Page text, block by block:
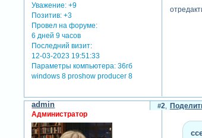
Уважение: +9
Позитив: +3
Провел на форуме:
6 дней 9 часов
Последний визит:
12-03-2023 19:51:33
Параметры компьютера: 36гб
windows 8 proshow producer 8
2
admin
Администратор